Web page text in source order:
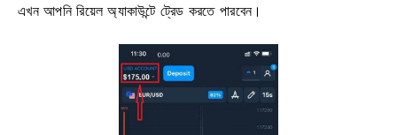
এখন আপনি রিয়েল অ্যাকাউন্টে ট্রেড করতে পারবেন।